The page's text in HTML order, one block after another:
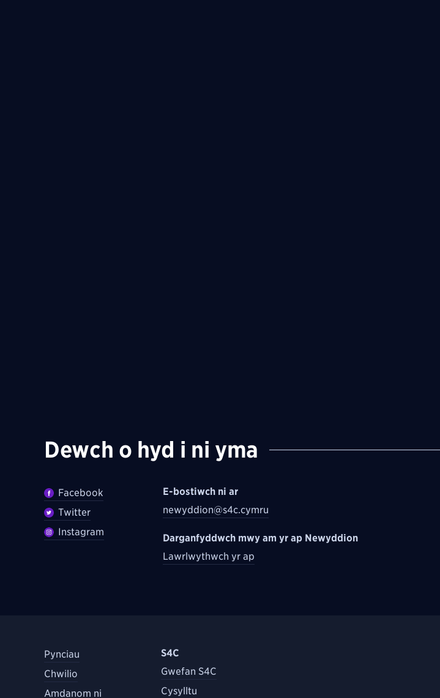
Dewch o hyd i ni yma
Facebook
Twitter
Instagram
E-bostiwch ni ar
newyddion@s4c.cymru
Darganfyddwch mwy am yr ap Newyddion
Lawrlwythwch yr ap
Pynciau
Chwilio
Amdanom ni
S4C
Gwefan S4C
Cysylltu